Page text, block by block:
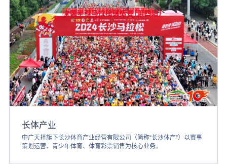
长体产业
中广天择旗下长沙体育产业经营有限公司（简称“长沙体产”）以赛事
策划运营、青少年体育、体育彩票销售为核心业务。